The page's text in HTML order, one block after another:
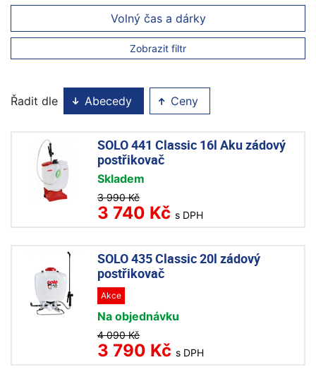
Volný čas a dárky
Zobrazit filtr
Řadit dle Abecedy Ceny
SOLO 441 Classic 16l Aku zádový
postřikovač
Skladem
3 990 Kč
3 740 Kč s DPH
SOLO 435 Classic 20l zádový
postřikovač
Akce
Na objednávku
4 090 Kč
3 790 Kč s DPH